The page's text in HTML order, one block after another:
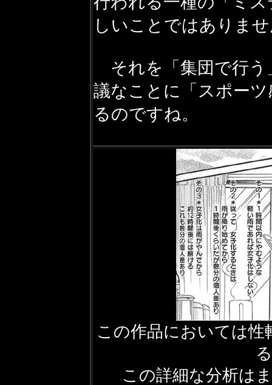
しいことではありま
それを「集団で行う
議なことに「スポー
るのですね。
この作品においては
この詳細な分析は